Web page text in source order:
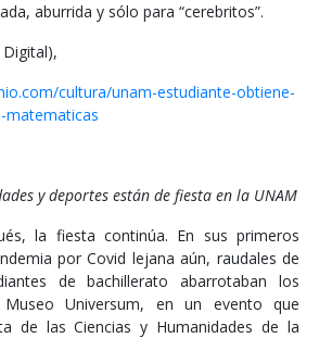
aburrida y sólo para “cerebritos”.
cultura/unam-estudiante-obtiene-
matematicas
y deportes están de fiesta en la UNAM
la fiesta continúa. En sus primeros
por Covid lejana aún, raudales de
de bachillerato abarrotaban los
Museo Universum, en un evento que
de las Ciencias y Humanidades de la